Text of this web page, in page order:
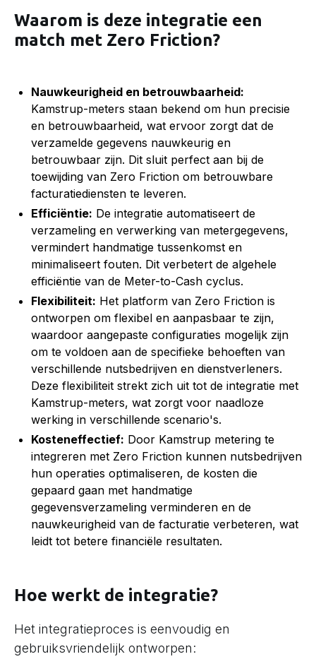
Waarom is deze integratie een
match met Zero Friction?
Nauwkeurigheid en betrouwbaarheid:
Kamstrup-meters staan bekend om hun precisie
en betrouwbaarheid, wat ervoor zorgt dat de
verzamelde gegevens nauwkeurig en
betrouwbaar zijn. Dit sluit perfect aan bij de
toewijding van Zero Friction om betrouwbare
facturatiediensten te leveren.
Efficiëntie: De integratie automatiseert de
verzameling en verwerking van metergegevens,
vermindert handmatige tussenkomst en
minimaliseert fouten. Dit verbetert de algehele
efficiëntie van de Meter-to-Cash cyclus.
Flexibiliteit: Het platform van Zero Friction is
ontworpen om flexibel en aanpasbaar te zijn,
waardoor aangepaste configuraties mogelijk zijn
om te voldoen aan de specifieke behoeften van
verschillende nutsbedrijven en dienstverleners.
Deze flexibiliteit strekt zich uit tot de integratie met
Kamstrup-meters, wat zorgt voor naadloze
werking in verschillende scenario's.
Kosteneffectief: Door Kamstrup metering te
integreren met Zero Friction kunnen nutsbedrijven
hun operaties optimaliseren, de kosten die
gepaard gaan met handmatige
gegevensverzameling verminderen en de
nauwkeurigheid van de facturatie verbeteren, wat
leidt tot betere financiële resultaten.
Hoe werkt de integratie?
Het integratieproces is eenvoudig en
gebruiksvriendelijk ontworpen: